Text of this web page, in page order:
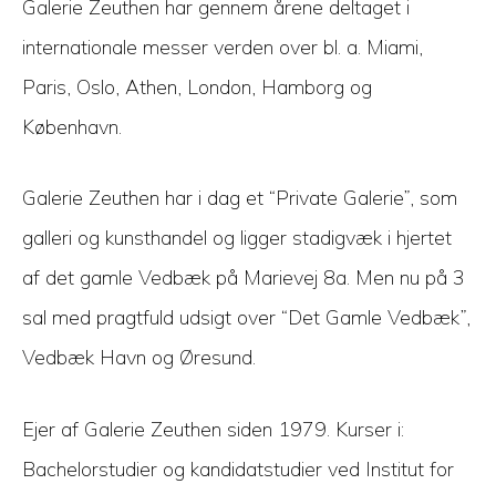
Galerie Zeuthen har gennem årene deltaget i
internationale messer verden over bl. a. Miami,
Paris, Oslo, Athen, London, Hamborg og
København.
Galerie Zeuthen har i dag et “Private Galerie”, som
galleri og kunsthandel og ligger stadigvæk i hjertet
af det gamle Vedbæk på Marievej 8a. Men nu på 3
sal med pragtfuld udsigt over “Det Gamle Vedbæk”,
Vedbæk Havn og Øresund.
Ejer af Galerie Zeuthen siden 1979. Kurser i:
Bachelorstudier og kandidatstudier ved Institut for